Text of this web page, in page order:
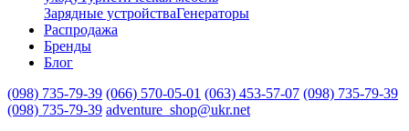
Зарядные устройстваГенераторы
Распродажа
Бренды
Блог
(098) 735-79-39 (066) 570-05-01 (063) 453-57-07 (098) 735-79-39
(098) 735-79-39 adventure_shop@ukr.net